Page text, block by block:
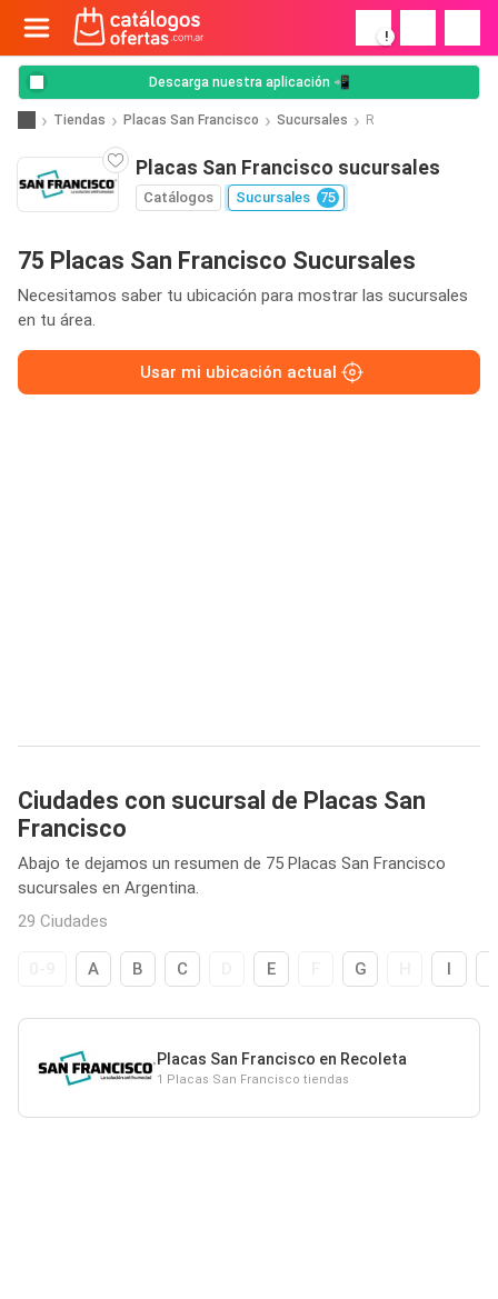
!
Descarga nuestra aplicación 📲
Tiendas Placas San Francisco Sucursales R
Placas San Francisco sucursales
Catálogos Sucursales 75
75 Placas San Francisco Sucursales
Necesitamos saber tu ubicación para mostrar las sucursales
en tu área.
Usar mi ubicación actual
Ciudades con sucursal de Placas San
Francisco
Abajo te dejamos un resumen de 75 Placas San Francisco
sucursales en Argentina.
29 Ciudades
A B C E G I
Placas San Francisco en Recoleta
1 Placas San Francisco tiendas